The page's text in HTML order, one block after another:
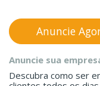
Anuncie sua
Descubra como ser
Anuncie